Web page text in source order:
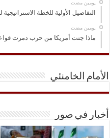
‏يومين مضت
التفاصيل الأولية للخطة
‏يومين مضت
ماذا جنت أمريكا من حرب دمرت
الأمام الخامنئي
أخبار في صور